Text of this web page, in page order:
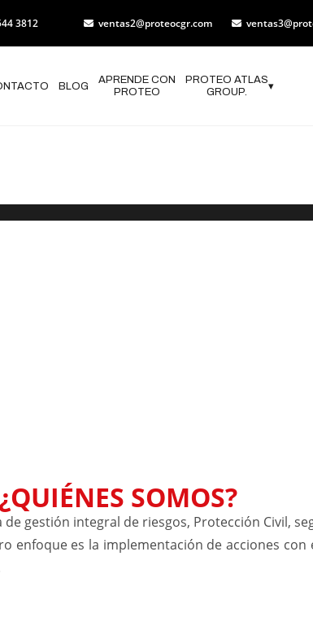
3812 ventas2@proteocgr.com
BLOG
APRENDE CON
PROTEO
PROTEO ATLAS
GROUP.
▾
¿QUIÉNES SOMOS?
gestión integral de riesgos, Protección Civil,
enfoque es la implementación de acciones